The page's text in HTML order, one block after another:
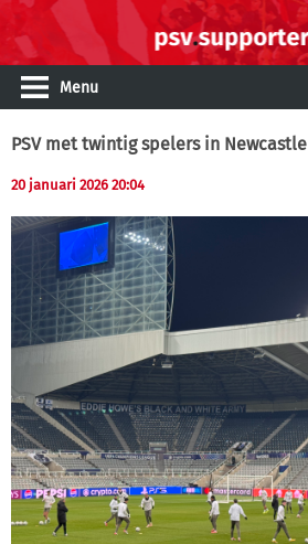
Menu
PSV met twintig spelers in Newcastle
20 januari 2026 20:04